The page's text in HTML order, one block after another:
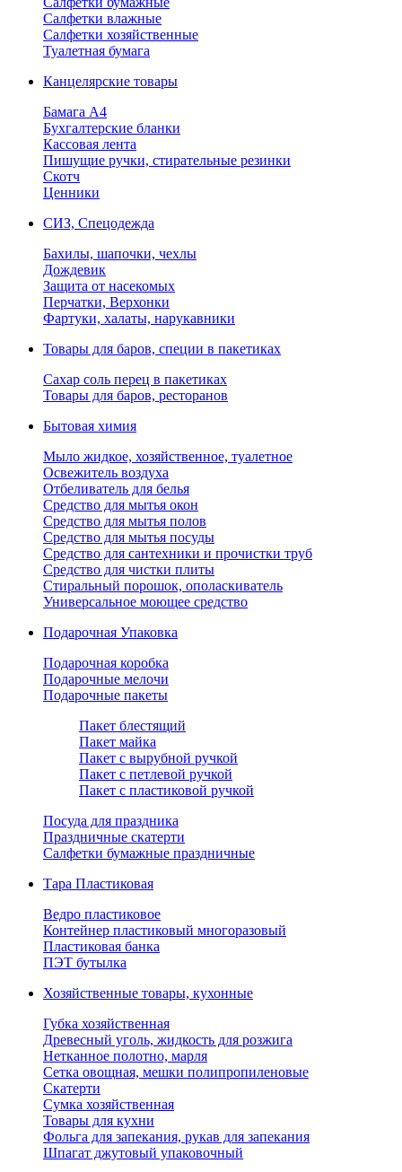
Салфетки влажные
Салфетки хозяйственные
Туалетная бумага
Канцелярские товары
Бамага А4
Бухгалтерские бланки
Кассовая лента
Пишущие ручки, стирательные резинки
Скотч
Ценники
СИЗ, Спецодежда
Бахилы, шапочки, чехлы
Дождевик
Защита от насекомых
Перчатки, Верхонки
Фартуки, халаты, нарукавники
Товары для баров, специи в пакетиках
Сахар соль перец в пакетиках
Товары для баров, ресторанов
Бытовая химия
Мыло жидкое, хозяйственное, туалетное
Освежитель воздуха
Отбеливатель для белья
Средство для мытья окон
Средство для мытья полов
Средство для мытья посуды
Средство для сантехники и прочистки труб
Средство для чистки плиты
Стиральный порошок, ополаскиватель
Универсальное моющее средство
Подарочная Упаковка
Подарочная коробка
Подарочные мелочи
Подарочные пакеты
Пакет блестящий
Пакет майка
Пакет с вырубной ручкой
Пакет с петлевой ручкой
Пакет с пластиковой ручкой
Посуда для праздника
Праздничные скатерти
Салфетки бумажные праздничные
Тара Пластиковая
Ведро пластиковое
Контейнер пластиковый многоразовый
Пластиковая банка
ПЭТ бутылка
Хозяйственные товары, кухонные
Губка хозяйственная
Древесный уголь, жидкость для розжига
Нетканное полотно, марля
Сетка овощная, мешки полипропиленовые
Скатерти
Сумка хозяйственная
Товары для кухни
Фольга для запекания, рукав для запекания
Шпагат джутовый упаковочный